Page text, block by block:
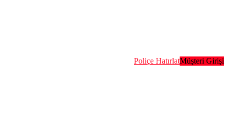
Müşteri Girişi
Poliçe Hatırlat